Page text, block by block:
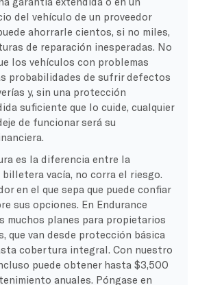
del vehículo de un proveedor
ahorrarle cientos, si no miles,
de reparación inesperadas. No
los vehículos con problemas
probabilidades de sufrir defectos
y, sin una protección
suficiente que lo cuide, cualquier
de funcionar será su
es la diferencia entre la
vacía, no corra el riesgo.
en el que sepa que puede confiar
sus opciones. En Endurance
muchos planes para propietarios
que van desde protección básica
cobertura integral. Con nuestro
puede obtener hasta $3,500
anuales. Póngase en